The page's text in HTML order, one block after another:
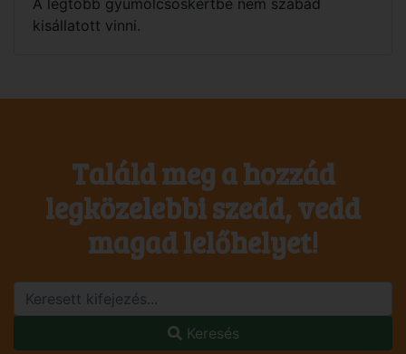
kisállatott vinni.
Találd meg a hozzád
legközelebbi szedd, vedd
magad lelőhelyet!
Keresés